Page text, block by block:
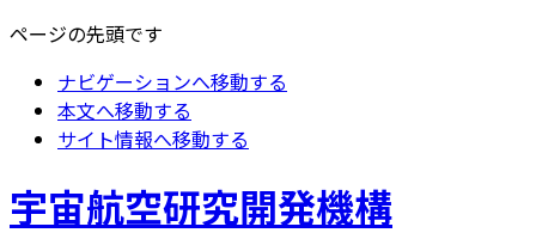
ページの先頭です
ナビゲーションへ移動する
本文へ移動する
サイト情報へ移動する
宇宙航空研究開発機構